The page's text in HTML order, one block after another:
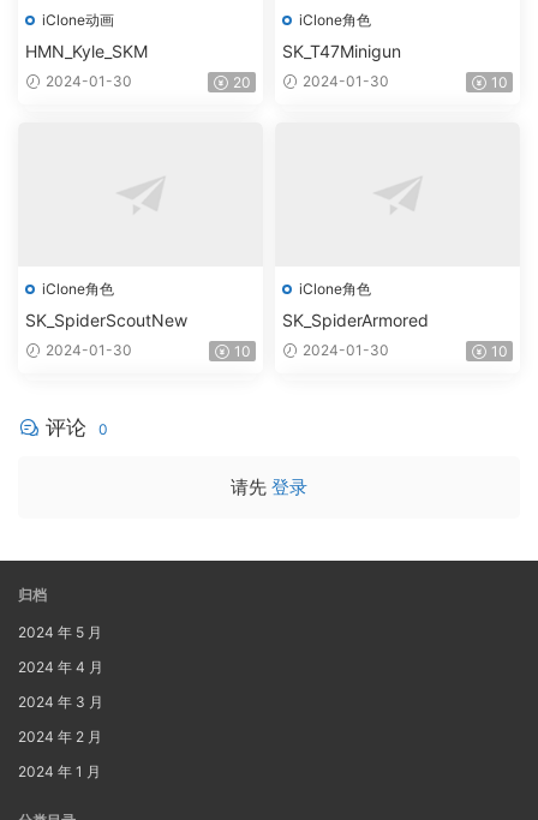
iClone动画
HMN_Kyle_SKM
2024-01-30 20
iClone角色
SK_T47Minigun
2024-01-30 10
iClone角色
SK_SpiderScoutNew
2024-01-30 10
iClone角色
SK_SpiderArmored
2024-01-30 10
评论 0
请先 登录
归档
2024 年 5 月
2024 年 4 月
2024 年 3 月
2024 年 2 月
2024 年 1 月